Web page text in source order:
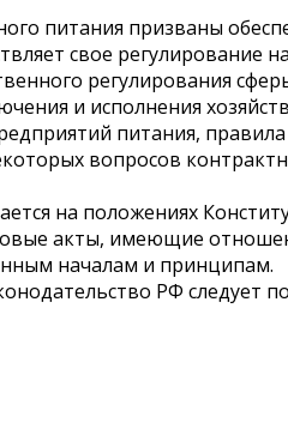
питания призваны
свое регулирование
регулирования
и исполнения
питания, правила
вопросов
на положениях
акты, имеющие
началам и принципам.
РФ следует